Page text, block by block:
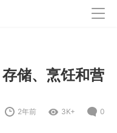
储、烹饪和营
2年前 3K+ 0